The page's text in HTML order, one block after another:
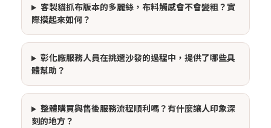
客製貓抓布版本的多麗絲，布料觸感會不會變粗？實
際摸起來如何？
彰化廠服務人員在挑選沙發的過程中，提供了哪些具
體幫助？
整體購買與售後服務流程順利嗎？有什麼讓人印象深
刻的地方？